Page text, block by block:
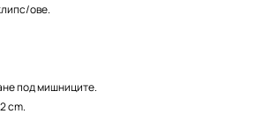
ове.
под мишниците.
cm.